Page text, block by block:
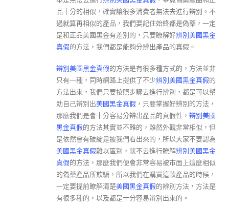
品十分的相似，確實讓很多消費者無法去進行辨別。不
過就算再相似的產品，我們要記住始終都是偽藥，一定
是和正品美國黑金有差別的，只要瞭解好辨別美國黑金
真假的方法，我們都是能夠分辨出產品的真假。
辨別美國黑金真假的方法是有很多種方式的，方法並非
只有一種，同時網路上提供了不少辨別美國黑金真假的
方法出來，我們只要按照步驟去進行辨別，都是可以幫
助自己辨別出美國黑金真假 ，只要掌握好辨別的方法，
那麼我們是會十分容易分辨出產品的真假性， 辨別美國
黑金真假的方法其實並不難的，雖然外觀非常相似，但
是依然會有破綻是被我們看出來的，所以大家不要認為
美國黑金真假難以區別，就不去進行瞭解辨別美國黑金
真假的方法，那麼我們便會非常容易被市面上這麼相似
的偽藥產品所欺騙，所以我們在購買這款產品的時候，
一定要提前瞭解清楚美國黑金真假的辨別方法，方法是
有很多種的，以及都是十分容易辨別出來的。